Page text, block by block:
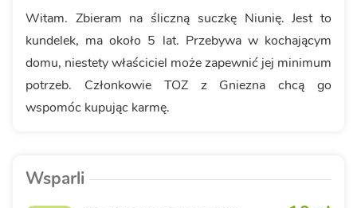
Witam. Zbieram na śliczną suczkę Niunię. Jest to
kundelek, ma około 5 lat. Przebywa w kochającym
domu, niestety właściciel może zapewnić jej minimum
potrzeb. Członkowie TOZ z Gniezna chcą go
wspomóc kupując karmę.
Wsparli